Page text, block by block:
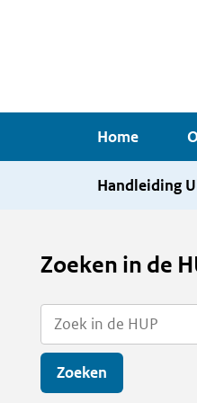
de
gaan
Home
Handleiding
Zoeken in de